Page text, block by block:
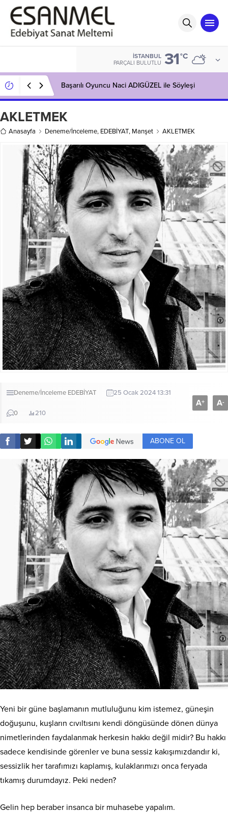
İSTANBUL
PARÇALI BULUTLU 31°C
Başarılı Oyuncu Naci ADIGÜZEL ile Söyleşi
AKLETMEK
Anasayfa Deneme/İnceleme, EDEBİYAT, Manşet AKLETMEK
Deneme/İnceleme EDEBİYAT 25 Ocak 2024 13:31
0 210
A+ A-
ABONE OL
Yeni bir güne başlamanın mutluluğunu kim istemez, güneşin
doğuşunu, kuşların cıvıltısını kendi döngüsünde dönen dünya
nimetlerinden faydalanmak herkesin hakkı değil midir? Bu hakkı
sadece kendisinde görenler ve buna sessiz kakışımızdandır ki,
sessizlik her tarafımızı kaplamış, kulaklarımızı onca feryada
tıkamış durumdayız. Peki neden?
Gelin hep beraber insanca bir muhasebe yapalım.